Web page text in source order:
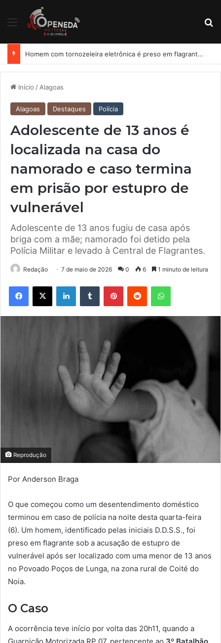
Menu
Homem com tornozeleira eletrônica é preso em flagrante por importunação sexual em condomínio de Arapiraca
Início / Alagoas
Alagoas Destaques Polícia
Adolescente de 13 anos é
localizada na casa do
namorado e caso termina
em prisão por estupro de
vulnerável
Adolescente de 13 anos fugiu de casa após
briga com a mãe; namorado foi detido pela
Polícia Militar e levado à Central de Flagrantes.
Redação 7 de maio de 2026 0 6 1 minuto de leitura
Facebook
X LinkedinTumblr PinterestReddit WhatsApp
Reprodução
Por Anderson Braga
O que começou como um desentendimento doméstico
terminou em caso de polícia na noite desta quarta-feira
(6). Um homem, identificado pelas iniciais D.D.S.S., foi
preso em flagrante sob a acusação de estupro de
vulnerável após ser localizado com uma menor de 13 anos
no Povoado Poços de Lunga, na zona rural de Coité do
Noia.
O Caso
A ocorrência teve início por volta das 20h11, quando a